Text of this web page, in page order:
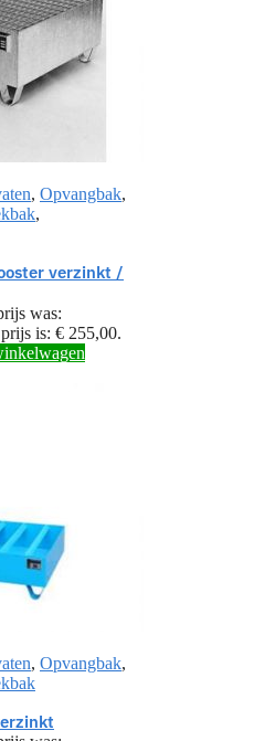
, Opvangbak,
,
verzinkt /
was:
is: € 255,00.
, Opvangbak,